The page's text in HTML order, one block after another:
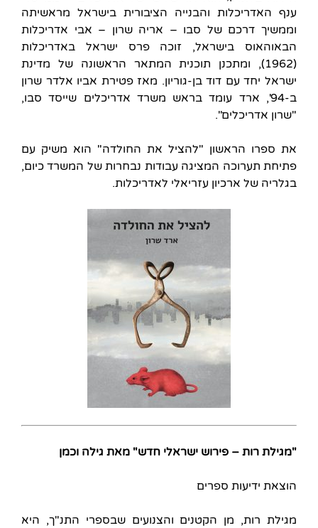
ענף האדריכלות והבנייה הציבורית בישראל מראשיתה
וממשיך דרכם של סבו – אריה שרון – אבי אדריכלות
הבאוהאוס בישראל, זוכה פרס ישראל באדריכלות
(1962), ומתכנן תוכנית המתאר הראשונה של מדינת
ישראל יחד עם דוד בן-גוריון. מאז פטירת אביו אלדר שרון
ב-94', ארד עומד בראש משרד אדריכלים שייסד סבו,
"שרון אדריכלים".
את ספרו הראשון "להציל את החולדה" הוא משיק עם
פתיחת תערוכה המציגה עבודות נבחרות של המשרד כיום,
בגלריה של ארכיון עזריאלי לאדריכלות.
"מגילת רות – פירוש ישראלי חדש" מאת גילה וכמן
הוצאת ידיעות ספרים
מגילת רות, מן הקטנים והצנועים שבספרי התנ"ך, היא